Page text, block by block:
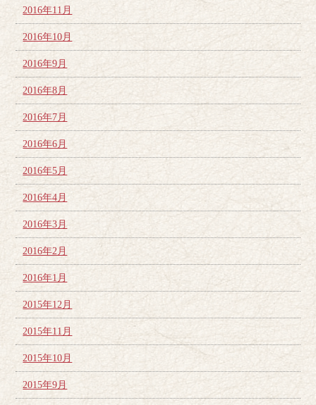
2016年11月
2016年10月
2016年9月
2016年8月
2016年7月
2016年6月
2016年5月
2016年4月
2016年3月
2016年2月
2016年1月
2015年12月
2015年11月
2015年10月
2015年9月